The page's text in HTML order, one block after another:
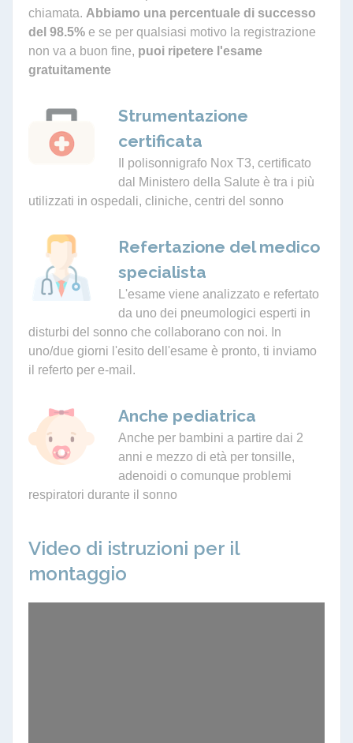
chiamata. Abbiamo una percentuale di successo
del 98.5% e se per qualsiasi motivo la registrazione
non va a buon fine, puoi ripetere l'esame
gratuitamente
Strumentazione
certificata
Il polisonnigrafo Nox T3, certificato
dal Ministero della Salute è tra i più
utilizzati in ospedali, cliniche, centri del sonno
Refertazione del medico
specialista
L'esame viene analizzato e refertato
da uno dei pneumologici esperti in
disturbi del sonno che collaborano con noi. In
uno/due giorni l'esito dell'esame è pronto, ti inviamo
il referto per e-mail.
Anche pediatrica
Anche per bambini a partire dai 2
anni e mezzo di età per tonsille,
adenoidi o comunque problemi
respiratori durante il sonno
Video di istruzioni per il
montaggio